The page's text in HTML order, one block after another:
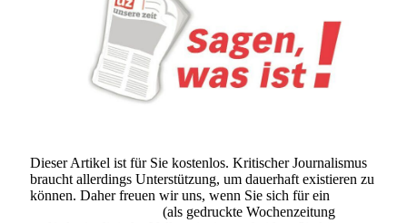
Dieser Artikel ist für Sie kostenlos. Kritischer Journalismus
braucht allerdings Unterstützung, um dauerhaft existieren zu
können. Daher freuen wir uns, wenn Sie sich für ein
(als gedruckte Wochenzeitung